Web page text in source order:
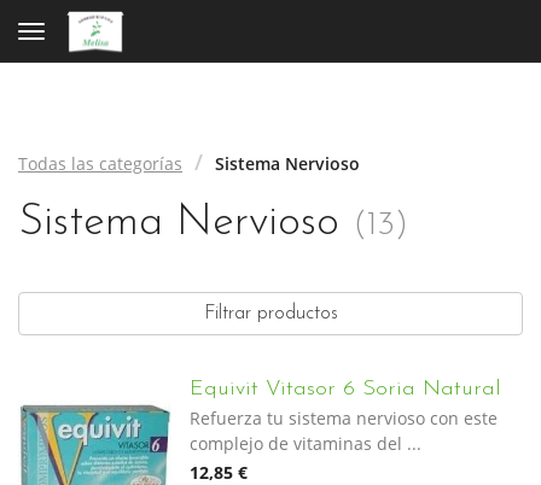
Toggle navigation
Todas las categorías Sistema Nervioso
Sistema Nervioso ( 13 )
Filtrar productos
Equivit Vitasor 6 Soria Natural
Refuerza tu sistema nervioso con este
complejo de vitaminas del ...
12,85 €